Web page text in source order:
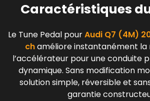
Caractéristiques
Le Tune Pedal pourAudi Q7 (4M)
chaméliore instantanément
l’accélérateur pour une conduite
dynamique. Sans modification
solution simple, réversible et
garantie